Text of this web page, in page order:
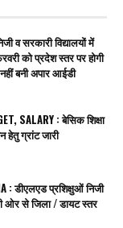
व सरकारी विद्यालयों में
को प्रदेश स्तर पर होगी
बनी अपार आईडी
SALARY : बेसिक शिक्षा
हेतु ग्रांट जारी
: डीएलएड प्रशिक्षुओं निजी
ओर से जिला / डायट स्तर